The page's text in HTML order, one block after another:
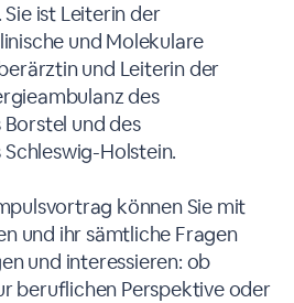
ist Leiterin der
und Molekulare
und Leiterin der
des
und des
Holstein.
können Sie mit
und ihr sämtliche Fragen
und interessieren: ob
beruflichen Perspektive oder